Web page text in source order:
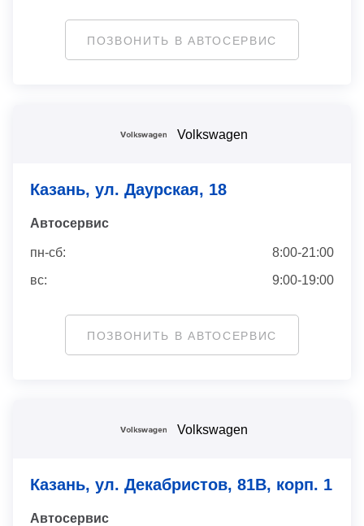
ПОЗВОНИТЬ В АВТОСЕРВИС
Volkswagen
Казань, ул. Даурская, 18
Автосервис
пн-сб:
8:00-21:00
вс:
9:00-19:00
ПОЗВОНИТЬ В АВТОСЕРВИС
Volkswagen
Казань, ул. Декабристов, 81В, корп. 1
Автосервис